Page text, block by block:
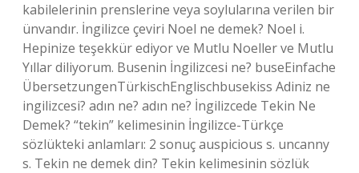
kabilelerinin prenslerine veya soylularına verilen bir
ünvandır. İngilizce çeviri Noel ne demek? Noel i.
Hepinize teşekkür ediyor ve Mutlu Noeller ve Mutlu
Yıllar diliyorum. Busenin İngilizcesi ne? buseEinfache
ÜbersetzungenTürkischEnglischbusekiss Adiniz ne
ingilizcesi? adın ne? adın ne? İngilizcede Tekin Ne
Demek? “tekin” kelimesinin İngilizce-Türkçe
sözlükteki anlamları: 2 sonuç auspicious s. uncanny
s. Tekin ne demek din? Tekin kelimesinin sözlük